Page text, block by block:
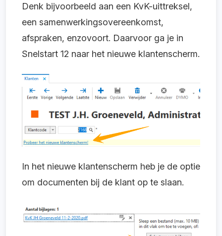
Denk bijvoorbeeld aan een KvK-uittreksel,
een samenwerkingsovereenkomst,
afspraken, enzovoort. Daarvoor ga je in
Snelstart 12 naar het nieuwe klantenscherm.
In het nieuwe klantenscherm heb je de optie
om documenten bij de klant op te slaan.